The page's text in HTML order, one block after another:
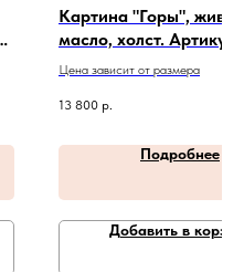
Картина "Горы",
масло, холст. Артикул
Цена зависит от размера
13 800 р.
Подробнее
Добавить в